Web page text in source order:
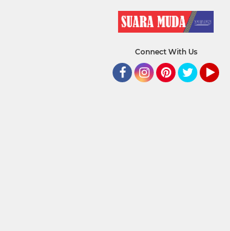
Connect With Us